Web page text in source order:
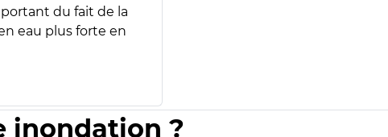
du fait de la
eau plus forte en
inondation ?